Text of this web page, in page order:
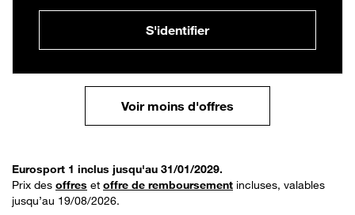
S'identifier
Voir moins d'offres
Eurosport 1 inclus jusqu'au 31/01/2029.
Prix des offres et offre de remboursement incluses, valables
jusqu’au 19/08/2026.